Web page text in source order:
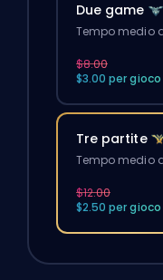
Due game
Tempo medio
$8.00
$3.00 per gioco
Tre partite
Tempo medio
$12.00
$2.50 per gioco